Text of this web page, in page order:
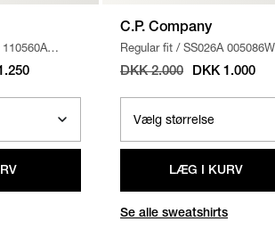
C.P. Company
Regular fit / SS026A 005086W
SWEATSHIRT
/ NAVY
DKK 2.000 DKK 1.000
LÆG I KURV
Se alle sweatshirts